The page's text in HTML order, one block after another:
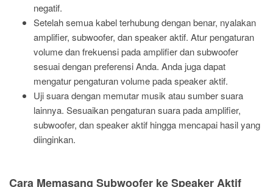
negatif.
Setelah semua kabel terhubung dengan benar, nyalakan
amplifier, subwoofer, dan speaker aktif. Atur pengaturan
volume dan frekuensi pada amplifier dan subwoofer
sesuai dengan preferensi Anda. Anda juga dapat
mengatur pengaturan volume pada speaker aktif.
Uji suara dengan memutar musik atau sumber suara
lainnya. Sesuaikan pengaturan suara pada amplifier,
subwoofer, dan speaker aktif hingga mencapai hasil yang
diinginkan.
Cara Memasang Subwoofer ke Speaker Aktif